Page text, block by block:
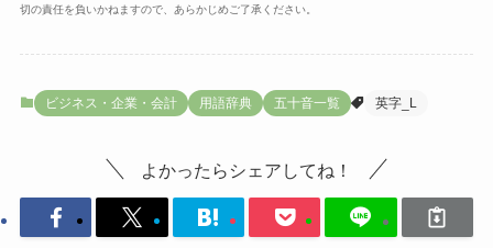
切の責任を負いかねますので、あらかじめご了承ください。
ビジネス・企業・会計 用語辞典 五十音一覧 英字_L
よかったらシェアしてね！